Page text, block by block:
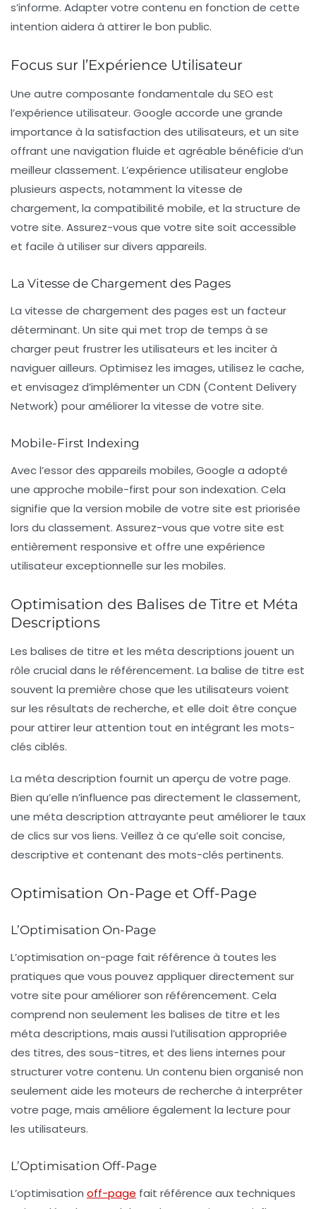
s’informe. Adapter votre contenu en fonction de cette
intention aidera à attirer le bon public.
Focus sur l’Expérience Utilisateur
Une autre composante fondamentale du SEO est
l’expérience utilisateur. Google accorde une grande
importance à la satisfaction des utilisateurs, et un site
offrant une navigation fluide et agréable bénéficie d’un
meilleur classement. L’expérience utilisateur englobe
plusieurs aspects, notamment la vitesse de
chargement, la compatibilité mobile, et la structure de
votre site. Assurez-vous que votre site soit accessible
et facile à utiliser sur divers appareils.
La Vitesse de Chargement des Pages
La vitesse de chargement des pages est un facteur
déterminant. Un site qui met trop de temps à se
charger peut frustrer les utilisateurs et les inciter à
naviguer ailleurs. Optimisez les images, utilisez le cache,
et envisagez d’implémenter un CDN (Content Delivery
Network) pour améliorer la vitesse de votre site.
Mobile-First Indexing
Avec l’essor des appareils mobiles, Google a adopté
une approche mobile-first pour son indexation. Cela
signifie que la version mobile de votre site est priorisée
lors du classement. Assurez-vous que votre site est
entièrement responsive et offre une expérience
utilisateur exceptionnelle sur les mobiles.
Optimisation des Balises de Titre et Méta
Descriptions
Les balises de titre et les méta descriptions jouent un
rôle crucial dans le référencement. La balise de titre est
souvent la première chose que les utilisateurs voient
sur les résultats de recherche, et elle doit être conçue
pour attirer leur attention tout en intégrant les mots-
clés ciblés.
La méta description fournit un aperçu de votre page.
Bien qu’elle n’influence pas directement le classement,
une méta description attrayante peut améliorer le taux
de clics sur vos liens. Veillez à ce qu’elle soit concise,
descriptive et contenant des mots-clés pertinents.
Optimisation On-Page et Off-Page
L’Optimisation On-Page
L’optimisation on-page fait référence à toutes les
pratiques que vous pouvez appliquer directement sur
votre site pour améliorer son référencement. Cela
comprend non seulement les balises de titre et les
méta descriptions, mais aussi l’utilisation appropriée
des titres, des sous-titres, et des liens internes pour
structurer votre contenu. Un contenu bien organisé non
seulement aide les moteurs de recherche à interpréter
votre page, mais améliore également la lecture pour
les utilisateurs.
L’Optimisation Off-Page
L’optimisation off-page fait référence aux techniques